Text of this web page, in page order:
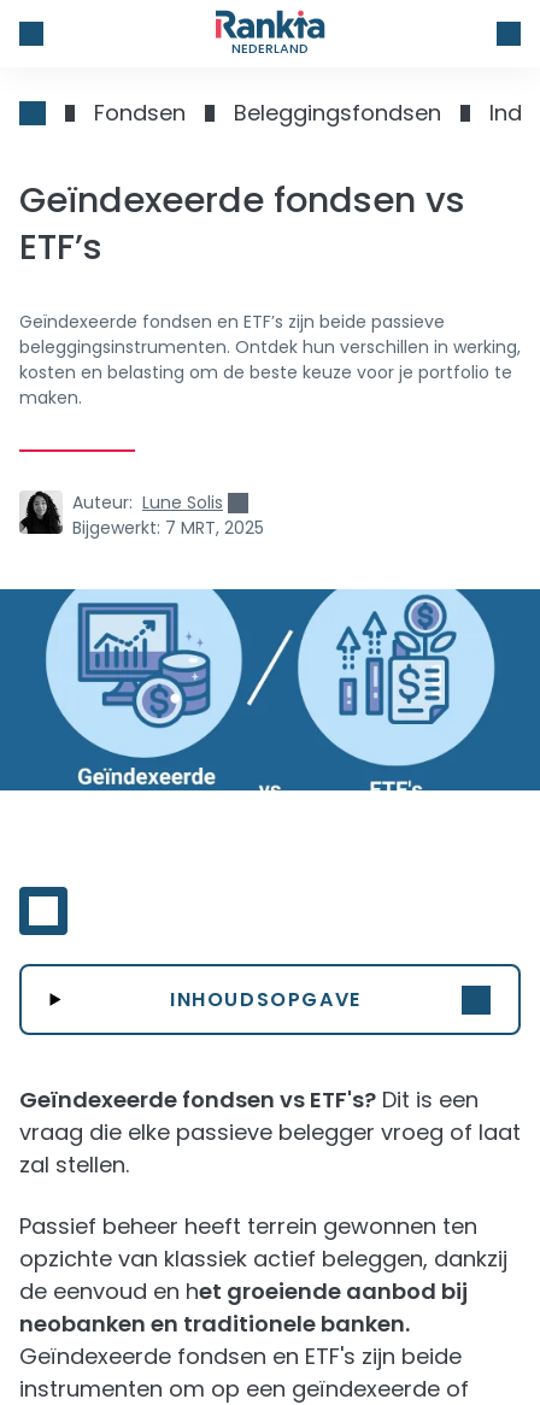
NEDERLAND
Fondsen Beleggingsfondsen
Geïndexeerde fondsen vs
ETF’s
Geïndexeerde fondsen en ETF’s zijn beide passieve
beleggingsinstrumenten. Ontdek hun verschillen in werking,
kosten en belasting om de beste keuze voor je portfolio te
maken.
Auteur: Lune Solis
Bijgewerkt: 7 MRT, 2025
INHOUDSOPGAVE
Geïndexeerde fondsen vs ETF's? Dit is een
vraag die elke passieve belegger vroeg of laat
zal stellen.
Passief beheer heeft terrein gewonnen ten
opzichte van klassiek actief beleggen, dankzij
de eenvoud en het groeiende aanbod bij
neobanken en traditionele banken.
Geïndexeerde fondsen en ETF's zijn beide
instrumenten om op een geïndexeerde of